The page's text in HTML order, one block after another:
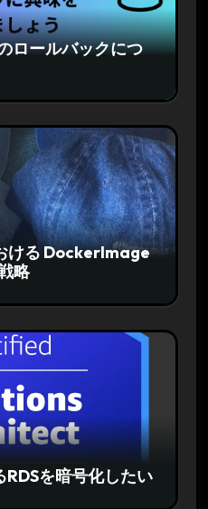
ロールバックにつ
る DockerImage
略
を暗号化したい